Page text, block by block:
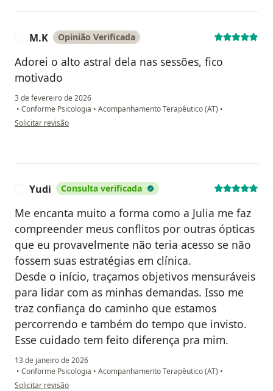
M.K Opinião Verificada
Adorei o alto astral dela nas sessões, fico
motivado
3 de fevereiro de 2026
• Conforme Psicologia • Acompanhamento Terapêutico (AT) •
na opinião do utilizador M.K
Solicitar revisão
Yudi Consulta verificada
Me encanta muito a forma como a Julia me faz
compreender meus conflitos por outras ópticas
que eu provavelmente não teria acesso se não
fossem suas estratégias em clínica.
Desde o início, traçamos objetivos mensuráveis
para lidar com as minhas demandas. Isso me
traz confiança do caminho que estamos
percorrendo e também do tempo que invisto.
Esse cuidado tem feito diferença pra mim.
13 de janeiro de 2026
• Conforme Psicologia • Acompanhamento Terapêutico (AT) •
na opinião do utilizador Yudi
Solicitar revisão